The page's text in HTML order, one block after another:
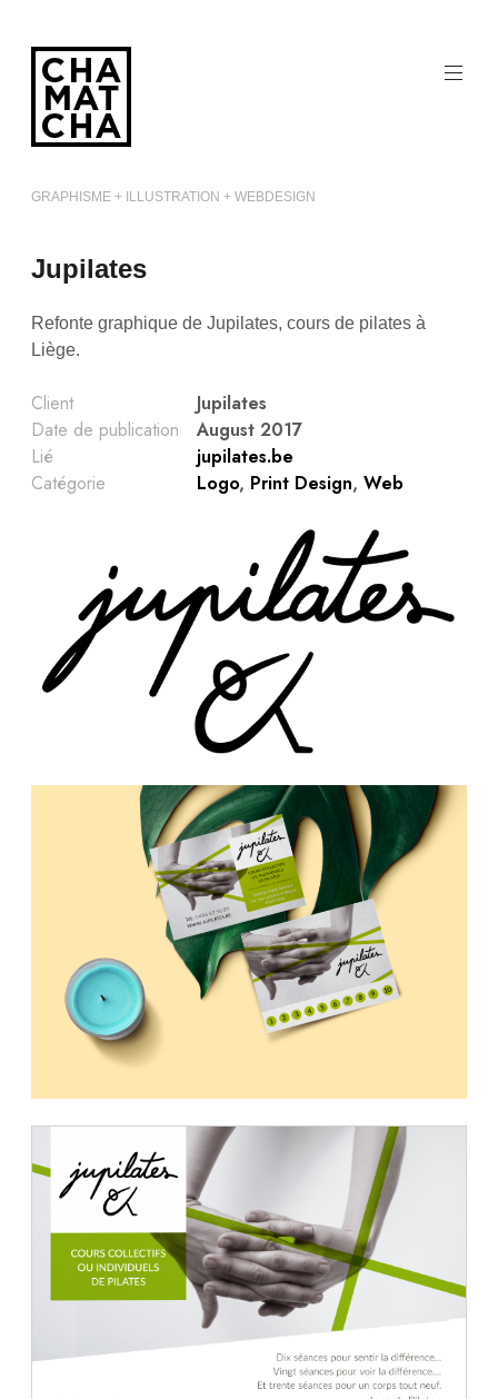
contenu
principal
GRAPHISME + ILLUSTRATION + WEBDESIGN
Jupilates
Refonte graphique de Jupilates, cours de pilates à
Liège.
Client
Jupilates
Date de publication
August 2017
Lié
jupilates.be
Catégorie
Logo, Print Design,Web